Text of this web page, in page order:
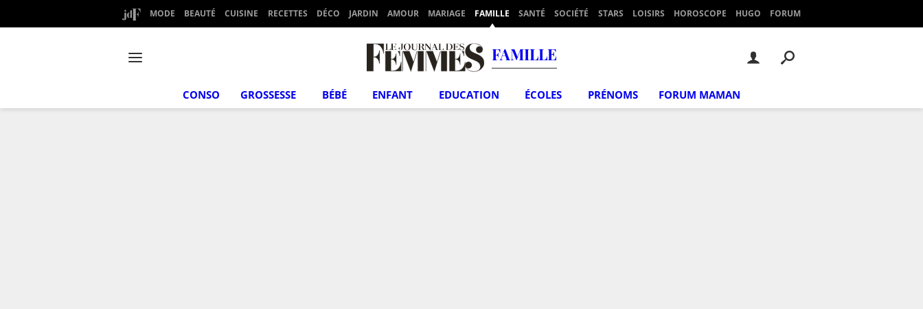
MODE BEAUTÉ CUISINE RECETTES DÉCO JARDIN AMOUR MARIAGE FAMILLE SANTÉ SOCIÉTÉ STARS LOISIRS HOROSCOPE HUGO FORUM
FAMILLE
CONSO GROSSESSE BÉBÉ ENFANT EDUCATION ÉCOLES PRÉNOMS FORUM MAMAN